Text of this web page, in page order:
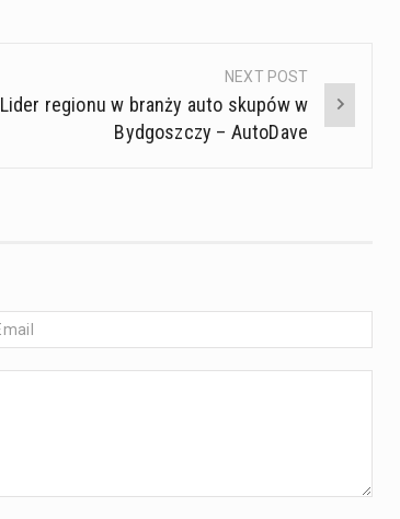
NEXT POST
Lider regionu w branży auto skupów w
Bydgoszczy – AutoDave